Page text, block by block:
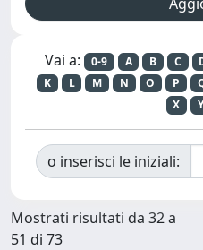
Vai a: 0-9 A B C
K
L M N O P
X
Y
o inserisci le iniziali:
Mostrati risultati da 32 a
51 di 73